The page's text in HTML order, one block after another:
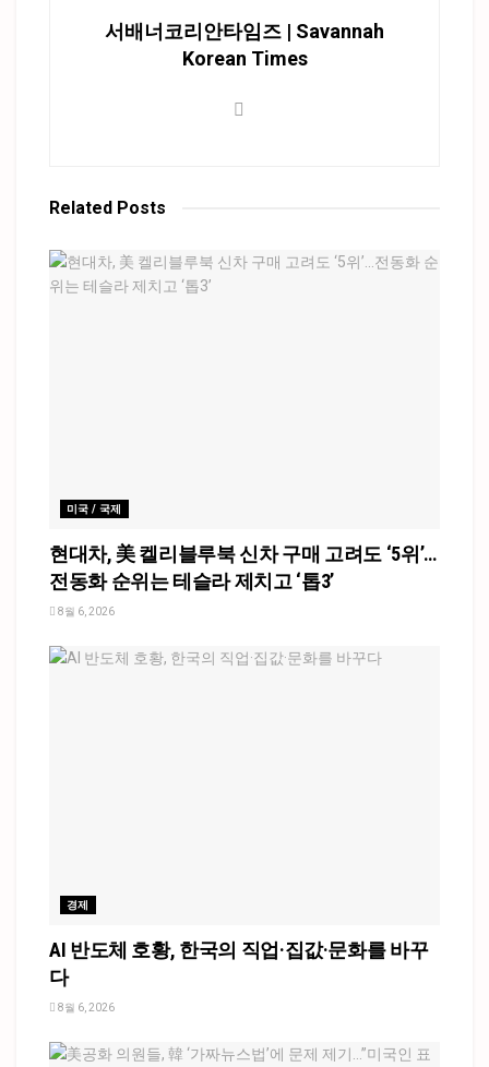
서배너코리안타임즈 | Savannah
Korean Times
Related Posts
미국 / 국제
현대차, 美 켈리블루북 신차 구매 고려도 ‘5위’…
전동화 순위는 테슬라 제치고 ‘톱3’
8월 6, 2026
경제
AI 반도체 호황, 한국의 직업·집값·문화를 바꾸
다
8월 6, 2026